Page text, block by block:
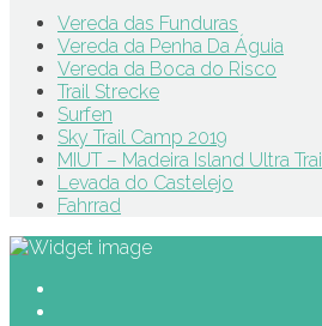
Vereda das Funduras
Vereda da Penha Da Águia
Vereda da Boca do Risco
Trail Strecke
Surfen
Sky Trail Camp 2019
MIUT – Madeira Island Ultra
Levada do Castelejo
Fahrrad